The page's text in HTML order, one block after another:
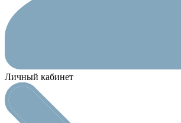
Личный кабинет